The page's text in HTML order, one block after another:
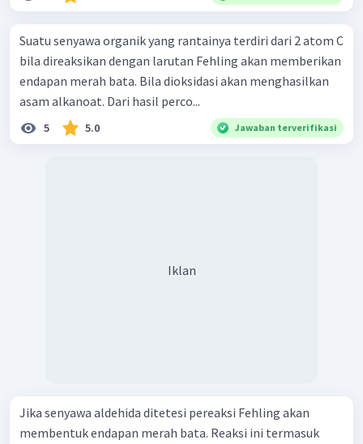
Suatu senyawa organik yang rantainya terdiri dari 2 atom C
bila direaksikan dengan larutan Fehling akan memberikan
endapan merah bata. Bila dioksidasi akan menghasilkan
asam alkanoat. Dari hasil perco...
5 5.0 Jawaban terverifikasi
Iklan
Jika senyawa aldehida ditetesi pereaksi Fehling akan
membentuk endapan merah bata. Reaksi ini termasuk